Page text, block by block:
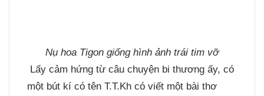
Nụ hoa Tigon giống hình ảnh trái tim vỡ
Lấy cảm hứng từ câu chuyện bi thương ấy, có
một bút kí có tên T.T.Kh có viết một bài thơ